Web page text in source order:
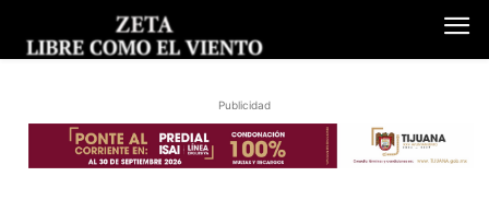
Publicidad